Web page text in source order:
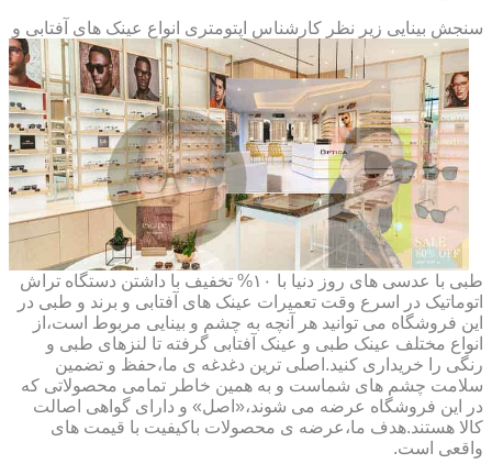
سنجش بینایی زیر نظر کارشناس اپتومتری انواع عینک های آفتابی و
طبی با عدسی های روز دنیا با ۱۰% تخفیف با داشتن دستگاه تراش
اتوماتیک در اسرع وقت تعمیرات عینک های آفتابی و برند و طبی در
این فروشگاه می توانید هر آنچه به چشم و بینایی مربوط است،از
انواع مختلف عینک طبی و عینک آفتابی گرفته تا لنزهای طبی و
رنگی را خریداری کنید.اصلی ترین دغدغه ی ما،حفظ و تضمین
سلامت چشم های شماست و به همین خاطر تمامی محصولاتی که
در این فروشگاه عرضه می شوند،«اصل» و دارای گواهی اصالت
کالا هستند.هدف ما،عرضه ی محصولات باکیفیت با قیمت های
واقعی است.